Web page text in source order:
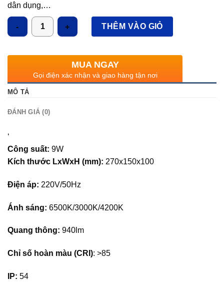
dân dụng,…
– Thân đèn làm bằng nhựa cao cấp.
– Sản phẩm được thiết kế và sản xuất theo tiêu chuẩn
– Sử dụng đui sứ cao cấp E27.
/O: Chụp trắng đục. /T: Chụp trắng trong.
/W: Đế màu trắng. /N: Đế màu nâu. /B: Đế màu đen
Số lượng
THÊM VÀO GIỎ
MUA NGAY
Gọi điện xác nhận và giao hàng tận nơi
MÔ TẢ
ĐÁNH GIÁ (0)
‘
Công suất: 9W
Kích thước LxWxH (mm): 270x150x100
Điện áp: 220V/50Hz
Ánh sáng: 6500K/3000K/4200K
Quang thông: 940lm
Chỉ số hoàn màu (CRI): >85
IP: 54